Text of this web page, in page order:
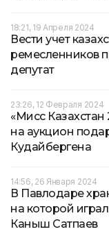
18:21, 19 Апреля 2024
Вести учет
ремесленников
депутат
23:26, 12 Февраля 2024
«Мисс Казахстан
на аукцион
Кудайбергена
14:56, 26 Января 2024
В Павлодаре
на которой
Каныш Сатпаев